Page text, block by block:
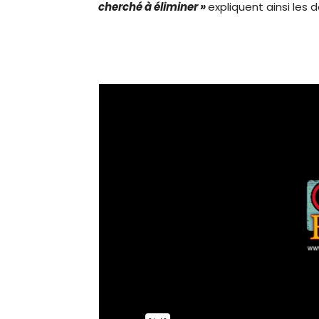
cherché à éliminer »expliquent ainsi les